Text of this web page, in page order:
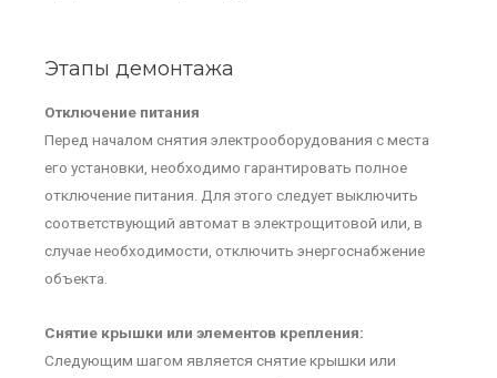
Этапы демонтажа
Отключение питания
Перед началом снятия электрооборудования с места
его установки, необходимо гарантировать полное
отключение питания. Для этого следует выключить
соответствующий автомат в электрощитовой или, в
случае необходимости, отключить энергоснабжение
объекта.
Снятие крышки или элементов крепления:
Следующим шагом является снятие крышки или